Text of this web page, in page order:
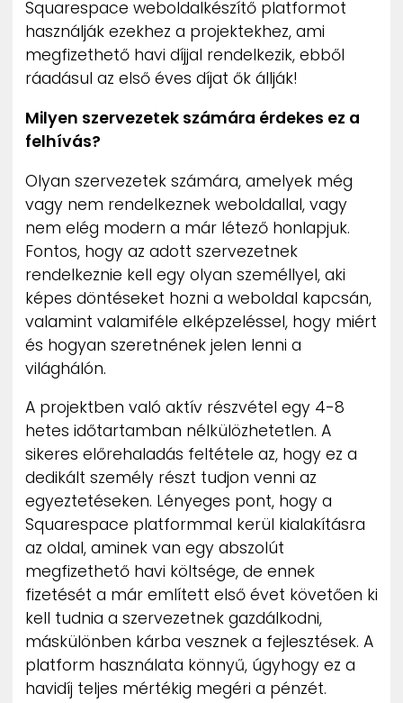
Squarespace weboldalkészítő platformot
használják ezekhez a projektekhez, ami
megfizethető havi díjjal rendelkezik, ebből
ráadásul az első éves díjat ők állják!
Milyen szervezetek számára érdekes ez a
felhívás?
Olyan szervezetek számára, amelyek még
vagy nem rendelkeznek weboldallal, vagy
nem elég modern a már létező honlapjuk.
Fontos, hogy az adott szervezetnek
rendelkeznie kell egy olyan személlyel, aki
képes döntéseket hozni a weboldal kapcsán,
valamint valamiféle elképzeléssel, hogy miért
és hogyan szeretnének jelen lenni a
világhálón.
A projektben való aktív részvétel egy 4-8
hetes időtartamban nélkülözhetetlen. A
sikeres előrehaladás feltétele az, hogy ez a
dedikált személy részt tudjon venni az
egyeztetéseken. Lényeges pont, hogy a
Squarespace platformmal kerül kialakításra
az oldal, aminek van egy abszolút
megfizethető havi költsége, de ennek
fizetését a már említett első évet követően ki
kell tudnia a szervezetnek gazdálkodni,
máskülönben kárba vesznek a fejlesztések. A
platform használata könnyű, úgyhogy ez a
havidíj teljes mértékig megéri a pénzét.